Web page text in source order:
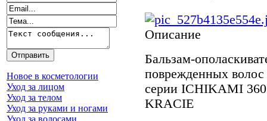
Новое в косметологии
Уход за лицом
Уход за телом
Уход за руками и ногами
Описание
Бальзам-
поврежденных
серии ICHIKAMI
KRACIE